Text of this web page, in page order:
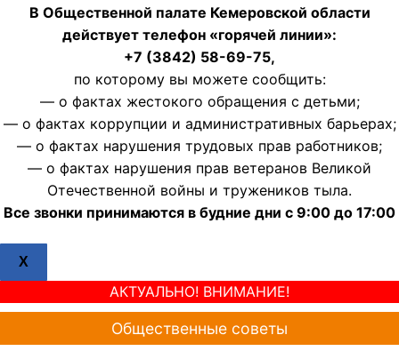
В Общественной палате Кемеровской области
действует телефон «горячей линии»:
+7 (3842) 58-69-75,
по которому вы можете сообщить:
— о фактах жестокого обращения с детьми;
— о фактах коррупции и административных барьерах;
— о фактах нарушения трудовых прав работников;
— о фактах нарушения прав ветеранов Великой
Отечественной войны и тружеников тыла.
Все звонки принимаются в будние дни с 9:00 до 17:00
X
АКТУАЛЬНО! ВНИМАНИЕ!
Общественные советы